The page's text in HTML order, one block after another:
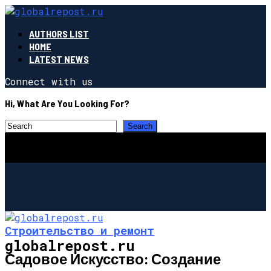
AUTHORS LIST
HOME
LATEST NEWS
Connect with us
Hi, What Are You Looking For?
globalrepost.ru
Строительство и ремонт
Садовое Искусство: Создание